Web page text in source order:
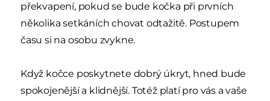
překvapení, pokud se bude kočka při prvních
několika setkáních chovat odtažitě. Postupem
času si na osobu zvykne.
Když kočce poskytnete dobrý úkryt, hned bude
spokojenější a klidnější. Totéž platí pro vás a vaše